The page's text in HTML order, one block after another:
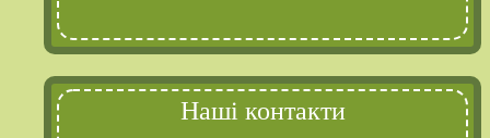
Наші контакти